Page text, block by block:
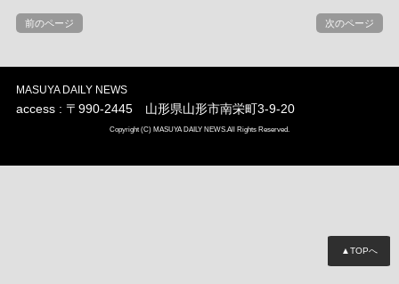
▲TOPへ
前のページ 次のページ
MASUYA DAILY NEWS
access : 〒990-2445 山形県山形市南栄町3-9-20
Copyright (C) MASUYA DAILY NEWS.All Rights Reserved.